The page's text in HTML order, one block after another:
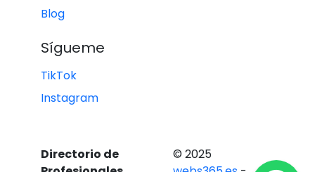
Blog
Sígueme
TikTok
Instagram
Directorio de
© 2025